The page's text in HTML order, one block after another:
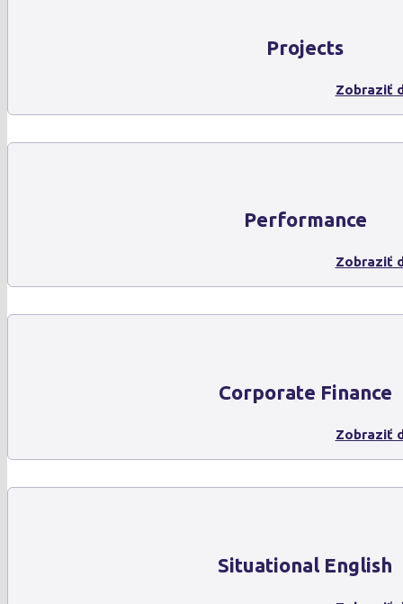
Projects
Zobraziť
Performance
Zobraziť
Corporate Finance
Zobraziť
Situational English